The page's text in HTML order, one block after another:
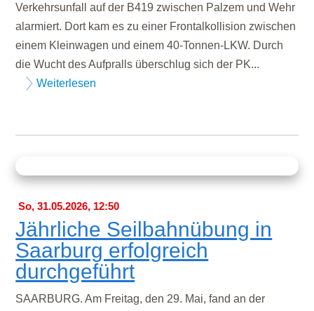
Verkehrsunfall auf der B419 zwischen Palzem und Wehr
alarmiert. Dort kam es zu einer Frontalkollision zwischen
einem Kleinwagen und einem 40-Tonnen-LKW. Durch
die Wucht des Aufpralls überschlug sich der PK...
Weiterlesen
So, 31.05.2026, 12:50
Jährliche Seilbahnübung in
Saarburg erfolgreich
durchgeführt
SAARBURG. Am Freitag, den 29. Mai, fand an der